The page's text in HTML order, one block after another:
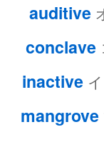
auditive
conclave
inactive
mangrove